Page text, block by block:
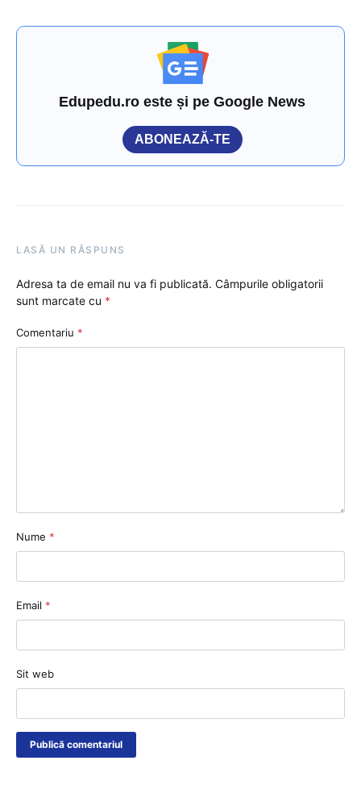
Edupedu.ro este și pe Google News
ABONEAZĂ-TE
LASĂ UN RĂSPUNS
Adresa ta de email nu va fi publicată. Câmpurile obligatorii
sunt marcate cu *
Comentariu *
Nume *
Email *
Sit web